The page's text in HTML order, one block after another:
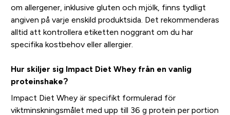
om allergener, inklusive gluten och mjölk, finns tydligt
angiven på varje enskild produktsida. Det rekommenderas
alltid att kontrollera etiketten noggrant om du har
specifika kostbehov eller allergier.
Hur skiljer sig Impact Diet Whey från en vanlig
proteinshake?
Impact Diet Whey är specifikt formulerad för
viktminskningsmålet med upp till 36 g protein per portion